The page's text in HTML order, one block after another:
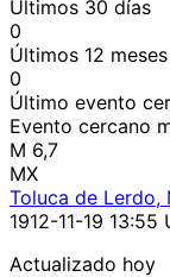
Últimos 30 días
0
Últimos 12 meses
0
Último evento
Evento cercano
M 6,7
MX
Toluca de Lerdo,
1912-11-19 13:55
Actualizado hoy